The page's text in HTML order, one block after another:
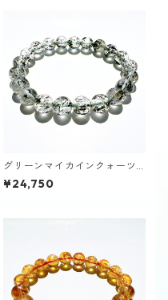
グリーンマイカインクォーツ9
㎜ブレスレット
¥24,750